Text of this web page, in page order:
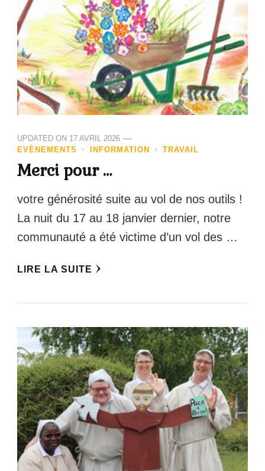
UPDATED ON 17 AVRIL 2026
EVÈNEMENTS
INFORMATION TRAVAIL
Merci pour …
votre générosité suite au vol de nos outils !
La nuit du 17 au 18 janvier dernier, notre
communauté a été victime d’un vol des …
LIRE LA SUITE